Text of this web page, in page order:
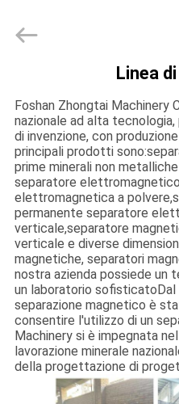
PRODOTTI
CIRCA
NOI
GIRO
DELLA
FABBRICA
CONTROLLO
Machinery
Linea
Foshan Zhongtai Machinery
nazionale ad alta
di invenzione, con
principali prodotti
prime minerali non
separatore
elettromagnetica a
permanente separatore
verticale,separatore
verticale e diverse
magnetiche, separatori
nostra azienda possiede un
un laboratorio sofisticatoDal
separazione magnetico è
consentire l'utilizzo di un
Machinery si è impegnata
lavorazione minerale
della progettazione di